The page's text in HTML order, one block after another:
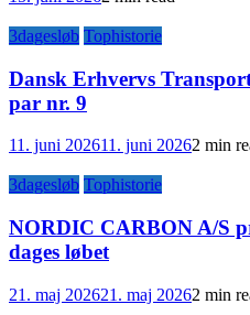
3dagesløb Tophistorie
Dansk Erhvervs
par nr. 9
11. juni 202611. juni 20262 min
3dagesløb Tophistorie
NORDIC CARBON A/S
dages løbet
21. maj 202621. maj 20262 min